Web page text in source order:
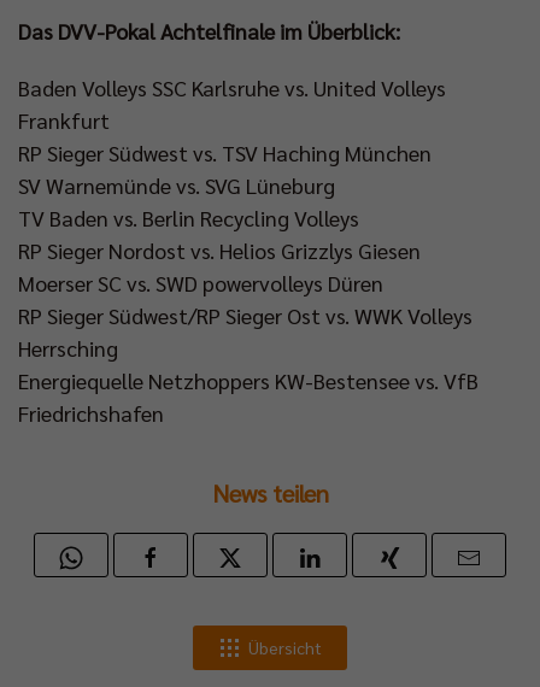
Das DVV-Pokal Achtelfinale im Überblick:
Baden Volleys SSC Karlsruhe vs. United Volleys
Frankfurt
RP Sieger Südwest vs. TSV Haching München
SV Warnemünde vs. SVG Lüneburg
TV Baden vs. Berlin Recycling Volleys
RP Sieger Nordost vs. Helios Grizzlys Giesen
Moerser SC vs. SWD powervolleys Düren
RP Sieger Südwest/RP Sieger Ost vs. WWK Volleys
Herrsching
Energiequelle Netzhoppers KW-Bestensee vs. VfB
Friedrichshafen
News teilen
Übersicht